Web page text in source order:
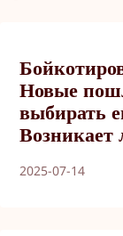
Новые
выбирать
Возникает
2025-07-14